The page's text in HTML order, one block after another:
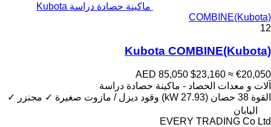
ماكينة حصادة دراسة Kubota
COMBINE(Kubota)
12
Kubota COMBINE(Kubota)
AED 85,050 $23,160 ≈ €20,050
آلات و معدات الحصاد - ماكينة حصادة دراسة
القوة 38 حصان (27.93 kW) وقود ديزل / مازوت صغيرة ✓ مجنزر
✓
اليابان
EVERY TRADING Co Ltd